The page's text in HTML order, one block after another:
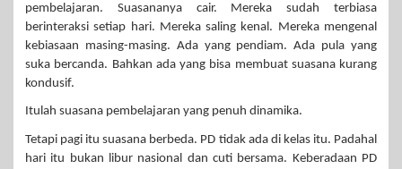
pembelajaran. Suasananya cair. Mereka sudah terbiasa
berinteraksi setiap hari. Mereka saling kenal. Mereka mengenal
kebiasaan masing-masing. Ada yang pendiam. Ada pula yang
suka bercanda. Bahkan ada yang bisa membuat suasana kurang
kondusif.
Itulah suasana pembelajaran yang penuh dinamika.
Tetapi pagi itu suasana berbeda. PD tidak ada di kelas itu. Padahal
hari itu bukan libur nasional dan cuti bersama. Keberadaan PD